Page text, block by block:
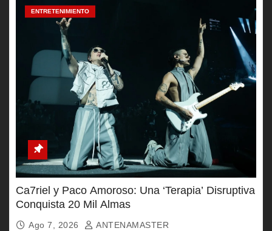
ENTRETENIMIENTO
Ca7riel y Paco Amoroso: Una ‘Terapia’ Disruptiva
Conquista 20 Mil Almas
Ago 7, 2026 ANTENAMASTER